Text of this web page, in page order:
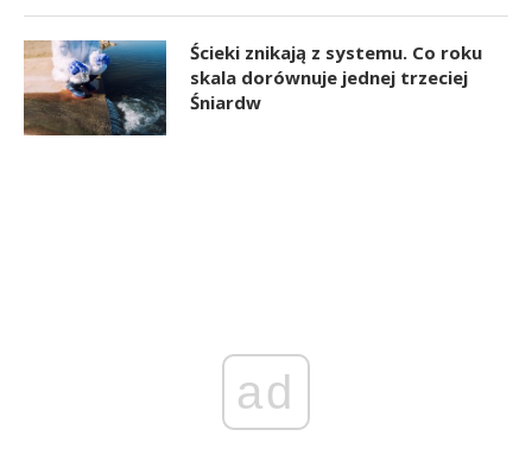
Ścieki znikają z systemu. Co roku
skala dorównuje jednej trzeciej
Śniardw
ad